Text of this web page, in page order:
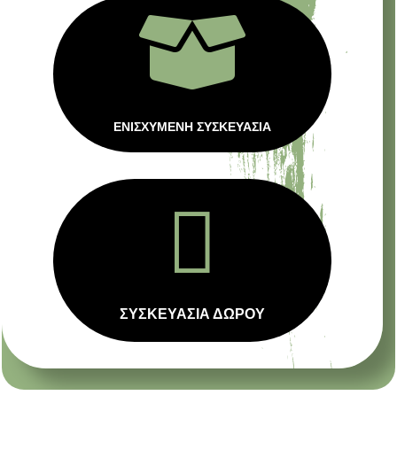

ΕΝΙΣΧΥΜΕΝΗ ΣΥΣΚΕΥΑΣΙΑ

ΣΥΣΚΕΥΑΣΙΑ ΔΩΡΟΥ